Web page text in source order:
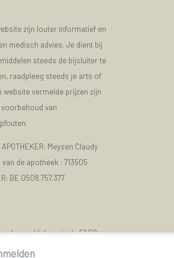
zijn louter informatief en
medisch advies. Je dient bij
steeds de bijsluiter te
raadpleeg steeds je arts of
website vermelde prijzen zijn
van
Meysen Claudy
van de apotheek : 713505
BE 0508.757.377
Leopoldsburg in de FAGG
vergund zijn. Het FAGG